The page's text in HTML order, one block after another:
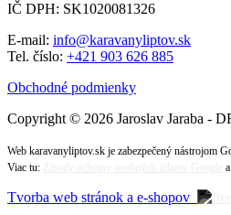
IČ DPH: SK1020081326
E-mail: info@karavanyliptov.sk
Tel. číslo: +421 903 626 885
Obchodné podmienky
Copyright © 2026 Jaroslav Jaraba -
Web karavanyliptov.sk je zabezpečený nástrojom
Viac tu:
a
Tvorba web stránok a e-shopov